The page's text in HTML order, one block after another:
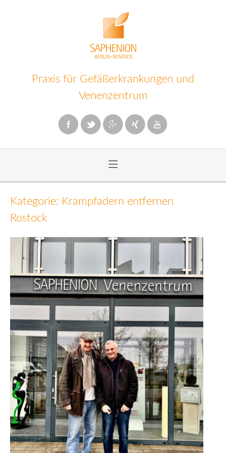
Praxis für Gefäßerkrankungen und
Venenzentrum
≡
Inhalt
Kategorie: Krampfadern entfernen
Rostock